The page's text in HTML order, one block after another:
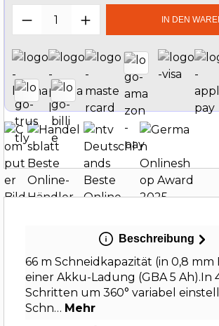
Produkt Anzahl: Gib den
IN DEN
Beschreibung
66 m Schneidkapazität (in 0,8 mm
einer Akku-Ladung (GBA 5 Ah).In
Schritten um 360° variabel
Schn… Mehr